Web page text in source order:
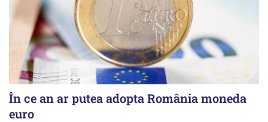
În ce an ar putea adopta România moneda
euro